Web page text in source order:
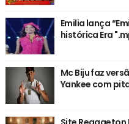
Emilia lança
histórica Era
Mc Biju faz
Yankee com